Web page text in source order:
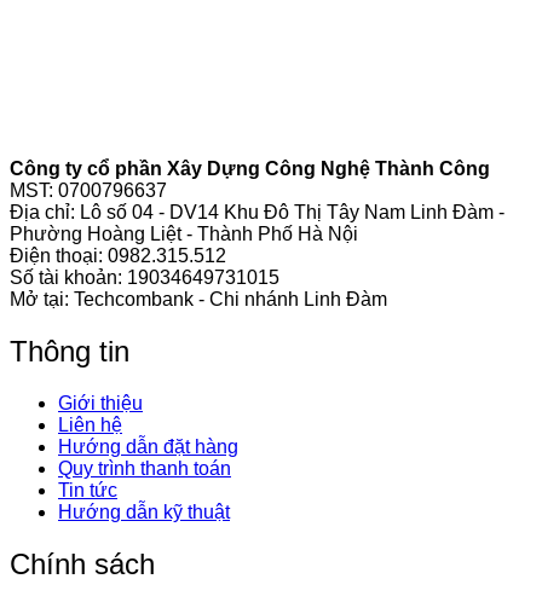
Công ty cổ phần Xây Dựng Công Nghệ Thành Công
MST: 0700796637
Địa chỉ: Lô số 04 - DV14 Khu Đô Thị Tây Nam Linh Đàm -
Phường Hoàng Liệt - Thành Phố Hà Nội
Điện thoại: 0982.315.512
Số tài khoản: 19034649731015
Mở tại: Techcombank - Chi nhánh Linh Đàm
Thông tin
Giới thiệu
Liên hệ
Hướng dẫn đặt hàng
Quy trình thanh toán
Tin tức
Hướng dẫn kỹ thuật
Chính sách